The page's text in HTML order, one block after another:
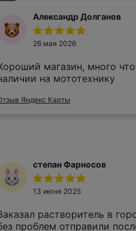
Александр Долганов
26 мая 2026
магазин, много
на мототехнику
Яндекс Карты
степан Фарносов
13 июня 2025
растворитель в
проблем отправили